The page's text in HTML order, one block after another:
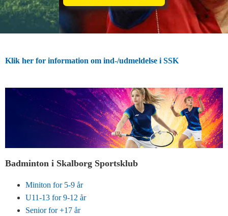
Klik her for information om ind-/udmeldelse i SSK
Badminton i Skalborg Sportsklub
Miniton for 5-9 år
U11-13 for 9-12 år
Senior for +17 år